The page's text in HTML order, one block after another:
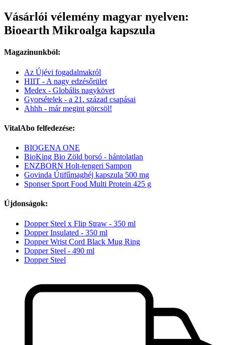
Vásárlói vélemény magyar nyelven:
Bioearth Mikroalga kapszula
Magazinunkból:
Az Újévi fogadalmakról
HIIT - A nagy edzésőrület
Medex - Globális nagykövet
Gyorsételek - a 21. század csapásai
Ahhh - már megint görcsöl!
VitalAbo felfedezése:
BIOGENA ONE
BioKing Bio Zöld borsó - hántolatlan
ENZBORN Holt-tengeri Sampon
Govinda Útifűmaghéj kapszula 500 mg
Sponser Sport Food Multi Protein 425 g
Újdonságok:
Dopper Steel x Flip Straw - 350 ml
Dopper Insulated - 350 ml
Dopper Wrist Cord Black Mug Ring
Dopper Steel - 490 ml
Dopper Steel